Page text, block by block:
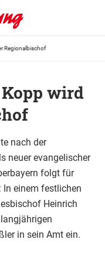
Regionalbischof
wird
nach der
neuer evangelischer
folgt für
In einem festlichen
Heinrich
in sein Amt ein.